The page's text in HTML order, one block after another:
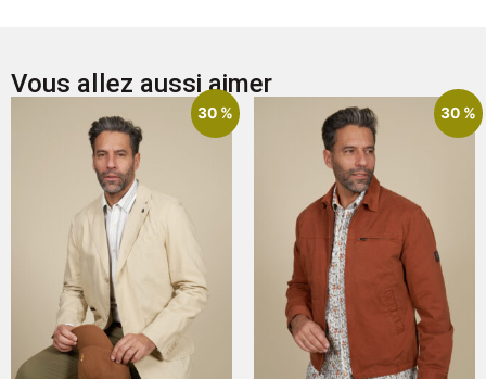
Vous allez aussi aimer
30 % 30 %